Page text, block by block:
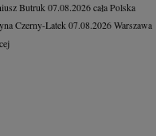
Butruk 07.08.2026cała Polska
Czerny-Latek 07.08.2026Warszawa